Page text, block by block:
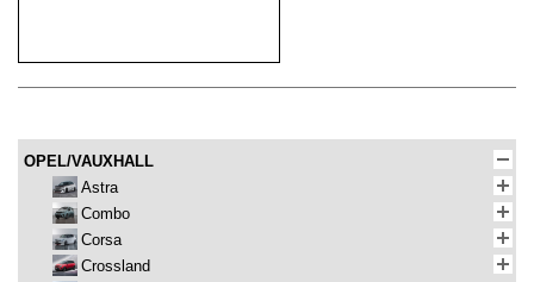
OPEL/VAUXHALL
Astra
Combo
Corsa
Crossland